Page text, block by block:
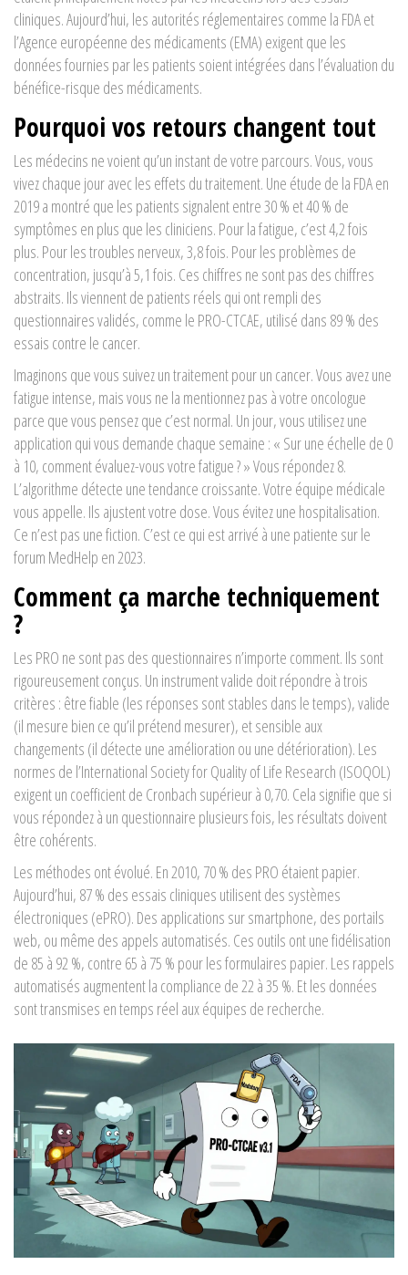
cliniques. Aujourd’hui, les autorités réglementaires comme la FDA et
l’Agence européenne des médicaments (EMA) exigent que les
données fournies par les patients soient intégrées dans l’évaluation du
bénéfice-risque des médicaments.
Pourquoi vos retours changent tout
Les médecins ne voient qu’un instant de votre parcours. Vous, vous
vivez chaque jour avec les effets du traitement. Une étude de la FDA en
2019 a montré que les patients signalent entre 30 % et 40 % de
symptômes en plus que les cliniciens. Pour la fatigue, c’est 4,2 fois
plus. Pour les troubles nerveux, 3,8 fois. Pour les problèmes de
concentration, jusqu’à 5,1 fois. Ces chiffres ne sont pas des chiffres
abstraits. Ils viennent de patients réels qui ont rempli des
questionnaires validés, comme le PRO-CTCAE, utilisé dans 89 % des
essais contre le cancer.
Imaginons que vous suivez un traitement pour un cancer. Vous avez une
fatigue intense, mais vous ne la mentionnez pas à votre oncologue
parce que vous pensez que c’est normal. Un jour, vous utilisez une
application qui vous demande chaque semaine : « Sur une échelle de 0
à 10, comment évaluez-vous votre fatigue ? » Vous répondez 8.
L’algorithme détecte une tendance croissante. Votre équipe médicale
vous appelle. Ils ajustent votre dose. Vous évitez une hospitalisation.
Ce n’est pas une fiction. C’est ce qui est arrivé à une patiente sur le
forum MedHelp en 2023.
Comment ça marche techniquement
?
Les PRO ne sont pas des questionnaires n’importe comment. Ils sont
rigoureusement conçus. Un instrument valide doit répondre à trois
critères : être fiable (les réponses sont stables dans le temps), valide
(il mesure bien ce qu’il prétend mesurer), et sensible aux
changements (il détecte une amélioration ou une détérioration). Les
normes de l’International Society for Quality of Life Research (ISOQOL)
exigent un coefficient de Cronbach supérieur à 0,70. Cela signifie que si
vous répondez à un questionnaire plusieurs fois, les résultats doivent
être cohérents.
Les méthodes ont évolué. En 2010, 70 % des PRO étaient papier.
Aujourd’hui, 87 % des essais cliniques utilisent des systèmes
électroniques (ePRO). Des applications sur smartphone, des portails
web, ou même des appels automatisés. Ces outils ont une fidélisation
de 85 à 92 %, contre 65 à 75 % pour les formulaires papier. Les rappels
automatisés augmentent la compliance de 22 à 35 %. Et les données
sont transmises en temps réel aux équipes de recherche.